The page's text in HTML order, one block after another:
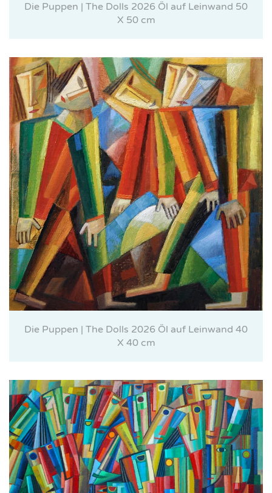
Die Puppen | The Dolls 2026 Öl auf Leinwand 50
X 50 cm
Die Puppen | The Dolls 2026 Öl auf Leinwand 40
X 40 cm